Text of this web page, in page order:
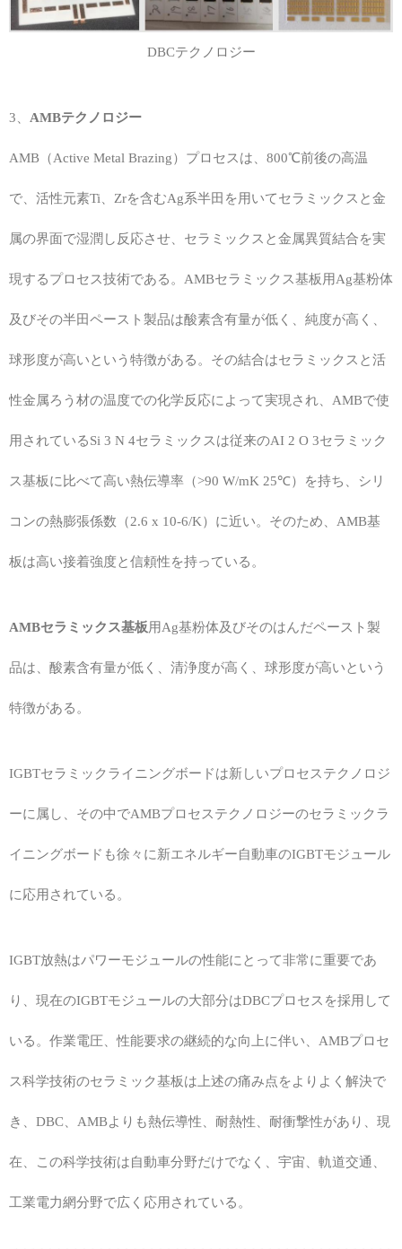
DBCテクノロジー
3、 AMBテクノロジー
AMB（Active Metal Brazing）プロセスは、800℃前後の高温
で、活性元素Ti、Zrを含むAg系半田を用いてセラミックスと金
属の界面で湿潤し反応させ、セラミックスと金属異質結合を実
現するプロセス技術である。AMBセラミックス基板用Ag基粉体
及びその半田ペースト製品は酸素含有量が低く、純度が高く、
球形度が高いという特徴がある。その結合はセラミックスと活
性金属ろう材の温度での化学反応によって実現され、AMBで使
用されているSi 3 N 4セラミックスは従来のAI 2 O 3セラミック
ス基板に比べて高い熱伝導率（>90 W/mK 25℃）を持ち、シリ
コンの熱膨張係数（2.6 x 10-6/K）に近い。そのため、AMB基
板は高い接着強度と信頼性を持っている。
AMBセラミックス基板用Ag基粉体及びそのはんだペースト製
品は、酸素含有量が低く、清浄度が高く、球形度が高いという
特徴がある。
IGBTセラミックライニングボードは新しいプロセステクノロジ
ーに属し、その中でAMBプロセステクノロジーのセラミックラ
イニングボードも徐々に新エネルギー自動車のIGBTモジュール
に応用されている。
IGBT放熱はパワーモジュールの性能にとって非常に重要であ
り、現在のIGBTモジュールの大部分はDBCプロセスを採用して
いる。作業電圧、性能要求の継続的な向上に伴い、AMBプロセ
ス科学技術のセラミック基板は上述の痛み点をよりよく解決で
き、DBC、AMBよりも熱伝導性、耐熱性、耐衝撃性があり、現
在、この科学技術は自動車分野だけでなく、宇宙、軌道交通、
工業電力網分野で広く応用されている。